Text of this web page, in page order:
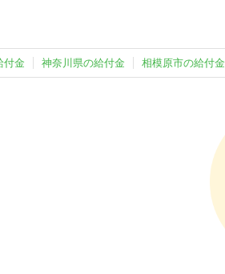
付金 神奈川県の給付金 相模原市の給付金